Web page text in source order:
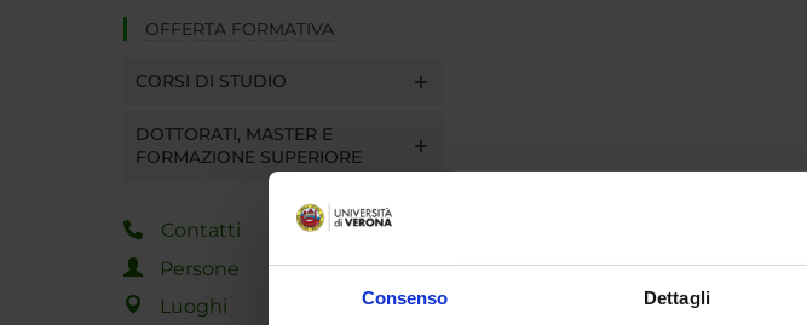
Consenso Dettagli
OFFERTA FORMATIVA
CORSI DI STUDIO
DOTTORATI, MASTER E
FORMAZIONE SUPERIORE
Contatti
Persone
Luoghi